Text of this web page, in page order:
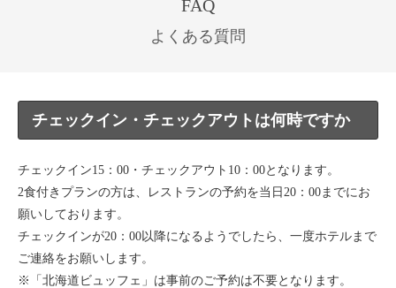
FAQ
よくある質問
チェックイン・チェックアウトは何時ですか
チェックイン15：00・チェックアウト10：00となります。
2食付きプランの方は、レストランの予約を当日20：00までにお
願いしております。
チェックインが20：00以降になるようでしたら、一度ホテルまで
ご連絡をお願いします。
※「北海道ビュッフェ」は事前のご予約は不要となります。